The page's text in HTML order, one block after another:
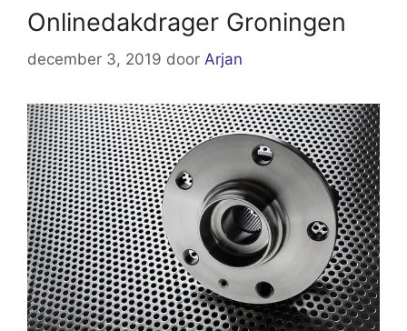
Onlinedakdrager Groningen
december 3, 2019 door Arjan